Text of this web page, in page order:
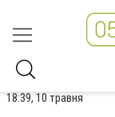
18:39, 10 травня